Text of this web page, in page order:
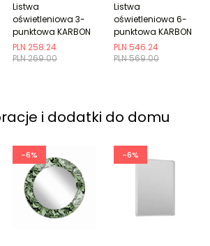
PLN 269.00
PLN 258.24
Listwa
oświetleniowa 3-
punktowa KARBON
3L złota ryflowana
PLN 569.00
PLN 546.24
Listwa
oświetleniowa 6-
punktowa KARBON
6L taupe ryflowana
i dodatki do domu
-6% -6%